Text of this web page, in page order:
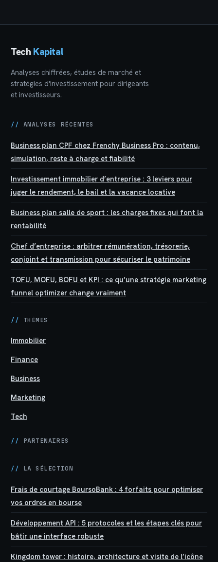
Tech Kapital
Analyses chiffrées, études de marché et
stratégies d'investissement pour dirigeants
et investisseurs.
// ANALYSES RÉCENTES
Business plan CPF chez Frenchy Business Pro : contenu,
simulation, reste à charge et fiabilité
Investissement immobilier d’entreprise : 3 leviers pour
juger le rendement, le bail et la vacance locative
Business plan salle de sport : les charges fixes qui font la
rentabilité
Chef d’entreprise : arbitrer rémunération, trésorerie,
conjoint et transmission pour sécuriser le patrimoine
TOFU, MOFU, BOFU et KPI : ce qu’une stratégie marketing
funnel optimizer change vraiment
// THÈMES
Immobilier
Finance
Business
Marketing
Tech
// PARTENAIRES
// LA SÉLECTION
Frais de courtage BoursoBank : 4 forfaits pour optimiser
vos ordres en bourse
Développement API : 5 protocoles et les étapes clés pour
bâtir une interface robuste
Kingdom tower : histoire, architecture et visite de l’icône